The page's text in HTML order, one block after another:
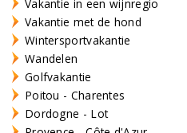
Vakantie in een wijnregio
Vakantie met de hond
Wintersportvakantie
Wandelen
Golfvakantie
Poitou - Charentes
Dordogne - Lot